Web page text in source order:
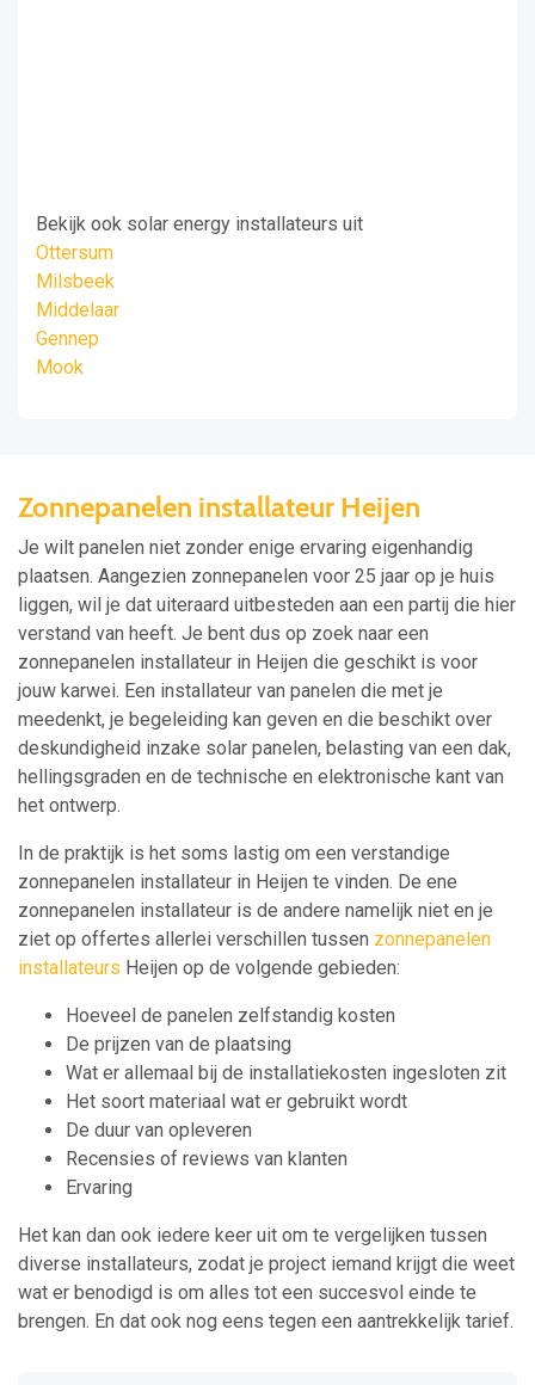
Bekijk ook solar energy installateurs uit
Ottersum
Milsbeek
Middelaar
Gennep
Mook
Zonnepanelen installateur Heijen
Je wilt panelen niet zonder enige ervaring eigenhandig
plaatsen. Aangezien zonnepanelen voor 25 jaar op je huis
liggen, wil je dat uiteraard uitbesteden aan een partij die hier
verstand van heeft. Je bent dus op zoek naar een
zonnepanelen installateur in Heijen die geschikt is voor
jouw karwei. Een installateur van panelen die met je
meedenkt, je begeleiding kan geven en die beschikt over
deskundigheid inzake solar panelen, belasting van een dak,
hellingsgraden en de technische en elektronische kant van
het ontwerp.
In de praktijk is het soms lastig om een verstandige
zonnepanelen installateur in Heijen te vinden. De ene
zonnepanelen installateur is de andere namelijk niet en je
ziet op offertes allerlei verschillen tussen zonnepanelen
installateurs Heijen op de volgende gebieden:
Hoeveel de panelen zelfstandig kosten
De prijzen van de plaatsing
Wat er allemaal bij de installatiekosten ingesloten zit
Het soort materiaal wat er gebruikt wordt
De duur van opleveren
Recensies of reviews van klanten
Ervaring
Het kan dan ook iedere keer uit om te vergelijken tussen
diverse installateurs, zodat je project iemand krijgt die weet
wat er benodigd is om alles tot een succesvol einde te
brengen. En dat ook nog eens tegen een aantrekkelijk tarief.